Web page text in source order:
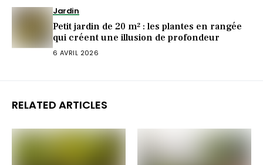
Jardin
Petit jardin de 20 m² : les plantes en rangée
qui créent une illusion de profondeur
6 AVRIL 2026
RELATED ARTICLES